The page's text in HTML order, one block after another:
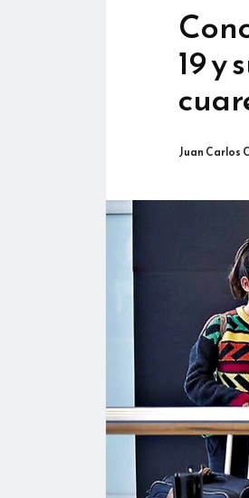
19 y
Juan Carlos